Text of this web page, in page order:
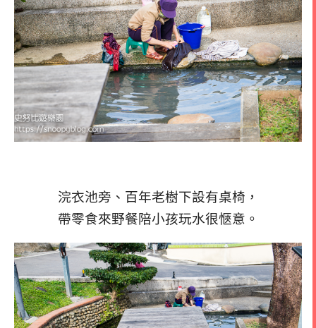
浣衣池旁、百年老樹下設有桌椅，
帶零食來野餐陪小孩玩水很愜意。